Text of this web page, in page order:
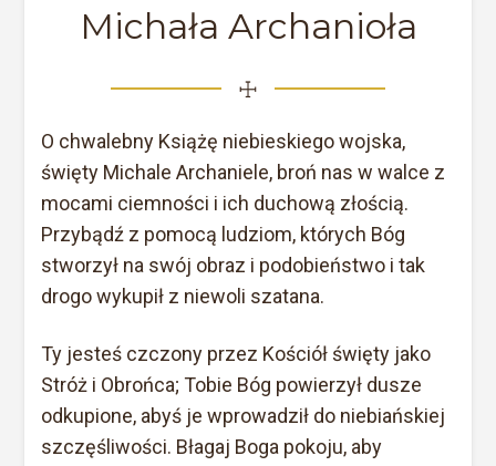
Michała Archanioła
☩
O chwalebny Książę niebieskiego wojska,
święty Michale Archaniele, broń nas w walce z
mocami ciemności i ich duchową złością.
Przybądź z pomocą ludziom, których Bóg
stworzył na swój obraz i podobieństwo i tak
drogo wykupił z niewoli szatana.
Ty jesteś czczony przez Kościół święty jako
Stróż i Obrońca; Tobie Bóg powierzył dusze
odkupione, abyś je wprowadził do niebiańskiej
szczęśliwości. Błagaj Boga pokoju, aby